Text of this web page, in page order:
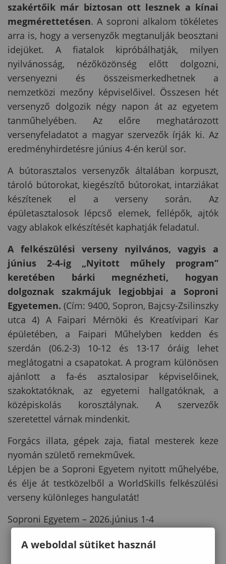
szakértőik már biztosan ott lesznek a kínai
megmérettetésen. A soproni alkalom tökéletes
arra is, hogy a versenyzők megtanulják beosztani
idejüket. A fiatalok kipróbálhatják, milyen
nyilvánosság, nézőközönség előtt dolgozni,
versenyezni és összeismerkedhetnek a
nemzetközi mezőny képviselőivel. Összesen hét
versenyző dolgozik négy napon át az egyetem
tanműhelyében. Az előre meghatározott
versenyfeladatot a magyar szervezők írják ki. Az
eredményhirdetésre június 4-én kerül sor.
A bútorasztalos versenyzők általában korpuszt,
tároló bútorokat, kiegészítő bútorokat, intarziákat
készítenek el a verseny során. Az
épületasztalosok lépcső elemek, fellépők, ajtók
vagy ablakok elkészítését kaphatják feladatul.
A felkészülési verseny nyilvános, vagyis a
június 2-4-ig „Nyitott műhely program”
keretében bárki megnézheti, hogyan
dolgoznak szakmájuk legjobbjai a Soproni
Egyetemen. (Cím: 9400, Sopron, Bajcsy-Zsilinszky
utca 4) A Faipari Mérnöki és Kreatívipari Kar
épületében, a Faipari Műhelyben kedden és
szerdán (06.2-3) 10-12 és 13-17 óráig lehet
meglátogatni a csapatokat. A program különösen
ajánlott a fa-és asztalosipar képviselőinek,
szakoktatóknak, az egyetemi hallgatóknak, a
középiskolás korosztálynak. A szervezők
szeretettel várnak mindenkit.
Forgács illata, gépek zaja, fiatal mesterek keze
nyomán születő remekművek.
Lépjen be a Soproni Egyetem nyitott műhelyébe,
és élje át testközelből a WorldSkills felkészülési
verseny különleges hangulatát!
Soproni Egyetem – 2026.június 1-4
A weboldal sütiket használ